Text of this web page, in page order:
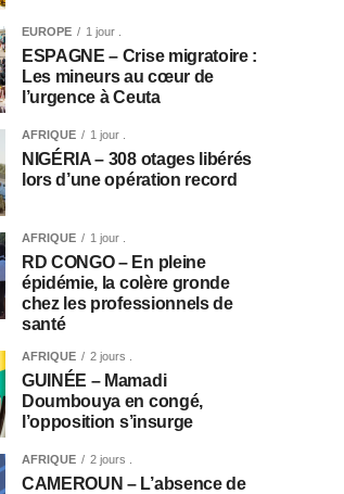
EUROPE 1 jour .
ESPAGNE – Crise migratoire :
Les mineurs au cœur de
l’urgence à Ceuta
AFRIQUE 1 jour .
NIGÉRIA – 308 otages libérés
lors d’une opération record
AFRIQUE 1 jour .
RD CONGO – En pleine
épidémie, la colère gronde
chez les professionnels de
santé
AFRIQUE 2 jours .
GUINÉE – Mamadi
Doumbouya en congé,
l’opposition s’insurge
AFRIQUE 2 jours .
CAMEROUN – L’absence de